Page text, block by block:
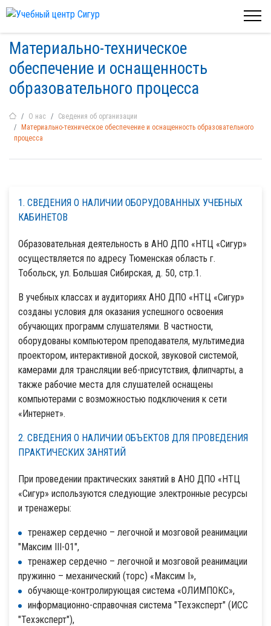
Материально-техническое
обеспечение и оснащенность
образовательного процесса
О нас
Сведения об организации
Материально-техническое обеспечение и оснащенность образовательного
процесса
1. СВЕДЕНИЯ О НАЛИЧИИ ОБОРУДОВАННЫХ УЧЕБНЫХ
КАБИНЕТОВ
Образовательная деятельность в АНО ДПО «НТЦ «Сигур»
осуществляется по адресу Тюменская область г.
Тобольск, ул. Большая Сибирская, д. 50, стр.1.
В учебных классах и аудиториях АНО ДПО «НТЦ «Сигур»
созданы условия для оказания успешного освоения
обучающих программ слушателями. В частности,
оборудованы компьютером преподавателя, мультимедиа
проектором, интерактивной доской, звуковой системой,
камерами для трансляции веб-присутствия, флипчарты, а
также рабочие места для слушателей оснащены
компьютерами с возможностью подключения к сети
«Интернет».
2. СВЕДЕНИЯ О НАЛИЧИИ ОБЪЕКТОВ ДЛЯ ПРОВЕДЕНИЯ
ПРАКТИЧЕСКИХ ЗАНЯТИЙ
При проведении практических занятий в АНО ДПО «НТЦ
«Сигур» используются следующие электронные ресурсы
и тренажеры:
тренажер сердечно – легочной и мозговой реанимации
"Максим III-01",
тренажер сердечно – легочной и мозговой реанимации
пружинно – механический (торс) «Максим I»,
обучающе-контролирующая система «ОЛИМПОКС»,
информационно-справочная система "Техэксперт" (ИСС
"Техэксперт"),